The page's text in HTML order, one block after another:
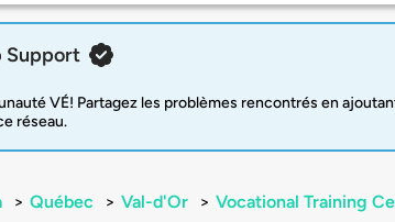
Support
VÉ! Partagez les problèmes rencontrés en
réseau.
> Québec > Val-d'Or > Vocational Training